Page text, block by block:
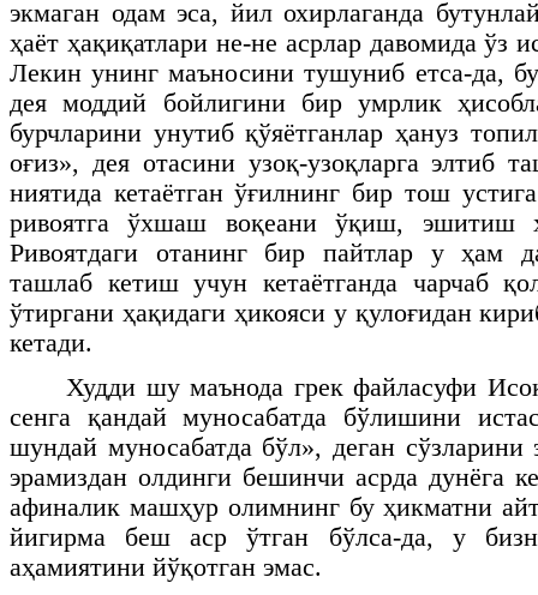
экмаган одам эса, йил охирлаганда
ҳаёт ҳақиқатлари не-не асрлар давомида ўз
Лекин унинг маъносини тушуниб етса-да,
дея моддий бойлигини бир умрлик
бурчларини унутиб қўяётганлар ҳануз
оғиз», дея отасини узоқ-узоқларга элтиб
ниятида кетаётган ўғилнинг бир тош
ривоятга ўхшаш воқеани ўқиш, эшитиш
Ривоятдаги отанинг бир пайтлар у ҳам
ташлаб кетиш учун кетаётганда чарчаб
ўтиргани ҳақидаги ҳикояси у қулоғидан
кетади.
Худди шу маънода грек файласуфи
сенга қандай муносабатда бўлишини
шундай муносабатда бўл», деган сўзларини
эрамиздан олдинги бешинчи асрда дунёга
афиналик машҳур олимнинг бу ҳикматни
йигирма беш аср ўтган бўлса-да, у
аҳамиятини йўқотган эмас.